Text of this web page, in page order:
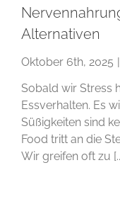
Alternativen
Oktober 6th, 2025
Sobald wir Stress
Essverhalten. Es
Süßigkeiten sind
Food tritt an die
Wir greifen oft zu